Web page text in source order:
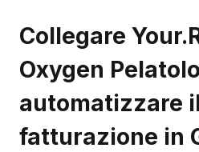
Collegare
Oxygen
automatizzare
fatturazione in